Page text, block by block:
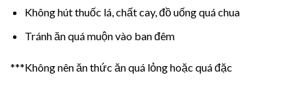
Không hút thuốc lá, chất cay, đồ uống quá chua
Tránh ăn quá muộn vào ban đêm
***Không nên ăn thức ăn quá lỏng hoặc quá đặc